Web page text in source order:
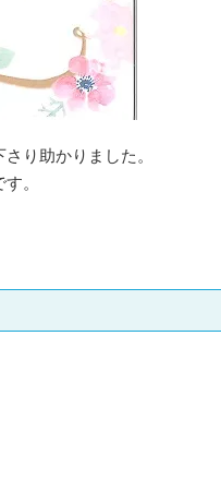
り助かりました。
。